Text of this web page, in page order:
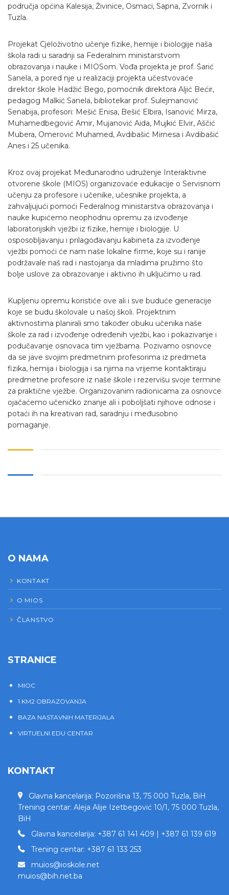
područja općina Kalesija, Živinice, Osmaci, Sapna, Zvornik i
Tuzla.
Projekat Cjeloživotno učenje fizike, hemije i biologije naša
škola radi u saradnji sa Federalnim ministarstvom
obrazovanja i nauke i MIOSom. Vođa projekta je prof. Šarić
Sanela, a pored nje u realizaciji projekta učestvovaće
direktor škole Hadžić Bego, pomoćnik direktora Aljić Bećir,
pedagog Malkić Sanela, bibliotekar prof. Sulejmanović
Senabija, profesori: Mešić Enisa, Bešić Elbira, Isanović Mirza,
Muhamedbegović Amir, Mujanović Aida, Mujkić Elvir, Aščić
Mubera, Omerović Muhamed, Avdibašić Mirnesa i Avdibašić
Anes i 25 učenika.
Kroz ovaj projekat Međunarodno udruženje Interaktivne
otvorene škole (MIOS) organizovaće edukacije o Servisnom
učenju za profesore i učenike, učesnike projekta, a
zahvaljujući pomoći Federalnog ministarstva obrazovanja i
nauke kupićemo neophodnu opremu za izvođenje
laboratorijskih vježbi iz fizike, hemije i biologije. U
osposobljavanju i prilagođavanju kabineta za izvođenje
vježbi pomoći će nam naše lokalne firme, koje su i ranije
podržavale naš rad i nastojanja da mladima pružimo što
bolje uslove za obrazovanje i aktivno ih uključimo u rad.
Kupljenu opremu koristiće ove ali i sve buduće generacije
koje se budu školovale u našoj školi. Projektnim
aktivnostima planirali smo također obuku učenika naše
škole za rad i izvođenje određenih vježbi, kao i pokazivanje i
podučavanje osnovaca tim vježbama. Pozivamo osnovce
da se jave svojim predmetnim profesorima iz predmeta
fizika, hemija i biologija i sa njima na vrijeme kontaktiraju
predmetne profesore iz naše škole i rezervišu svoje termine
za praktične vježbe. Organizovanim radionicama za osnovce
ojačaćemo učeničko znanje ali i poboljšati njihove odnose i
potaći ih na kreativan rad, saradnju i međusobno
pomaganje.
O NAMA
KONTAKT
O MIOS
ČLANSTVO
STRANICE
MIOC
1 KM2 OBRAZOVANJA
BAZA NASTAVNIH MATERIJALA
VIRTUELNI EDU CENTAR
KONTAKT
Glavna kancelarija: Pozorišna 13, 75 000 Tuzla, BiH
Trening centar: Aleja Alije Izetbegović 10/1, 75 000 Tuzla,
BiH
Glavna kancelarija: +387 61 141 409 | +387 61 139 619
Trening centar: +387 61 133 253
muios@ioskole.net
muios@bih.net.ba